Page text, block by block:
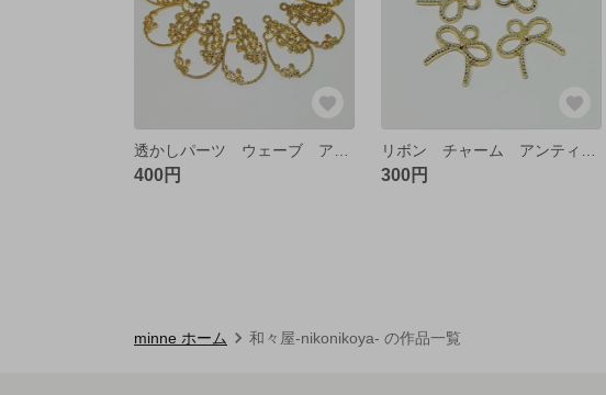
400円 300円
minne ホーム 和々屋-nikonikoya- の作品一覧